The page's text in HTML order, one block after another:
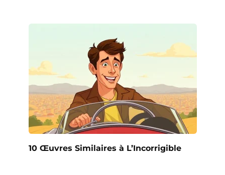
10 Œuvres Similaires à L’Incorrigible